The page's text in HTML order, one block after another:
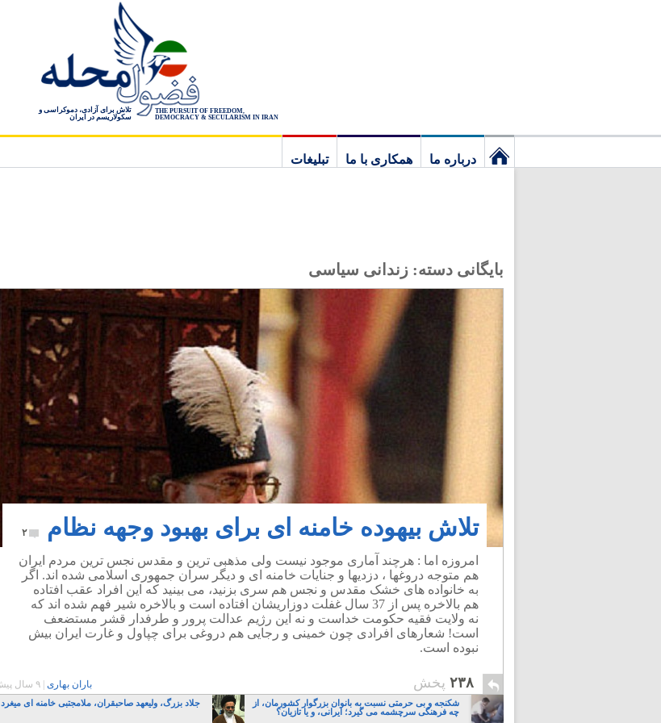
THE PURSUIT OF FREEDOM,
DEMOCRACY & SECULARISM IN IRAN
تلاش برای آزادی، دموکراسی و
سکولاریسم در ایران
درباره ما همکاری با ما
تبلیغات
بایگانی دسته: زندانی سیاسی
تلاش بیهوده خامنه ای برای بهبود وجهه نظام ۲
امروزه اما : هرچند آماری موجود نیست ولی مذهبی ترین و مقدس نجس ترین مردم ایران
هم متوجه دروغها ، دزدیها و جنایات خامنه ای و دیگر سران جمهوری اسلامی شده اند. اگر
به خانواده های خشک مقدس و نجس هم سری بزنید، می بینید که این افراد عقب افتاده
هم بالاخره پس از 37 سال غفلت دوزاریشان افتاده است و بالاخره شیر فهم شده اند که
نه ولایت فقیه حکومت خداست و نه این رژیم عدالت پرور و طرفدار قشر مستضعف
است! شعارهای افرادی چون خمینی و رجایی هم دروغی برای چپاول و غارت ایران بیش
نبوده است.
۲۳۸ پخش باران بهاری ۹ سال پیش
شکنجه و بی حرمتی نسبت به بانوان بزرگوار کشورمان، از
چه فرهنگی سرچشمه می گیرد؛ ایرانی، و یا تازیان؟
جلاد بزرگ، ولیعهد صاحبقران، ملامجتبی خامنه ای میغرد